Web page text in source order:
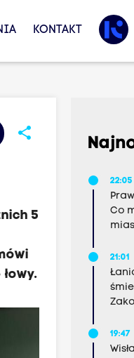
KONTAKT
share
5
22:05
Co
21:01
19:47